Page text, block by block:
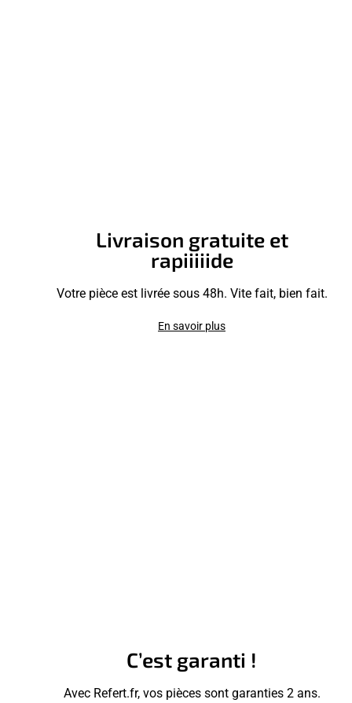
Livraison gratuite et
rapiiiiide
Votre pièce est livrée sous 48h. Vite fait, bien fait.
En savoir plus
C’est garanti !
Avec Refert.fr, vos pièces sont garanties 2 ans.